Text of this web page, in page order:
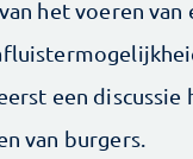
het voeren
een discussie
van burgers.